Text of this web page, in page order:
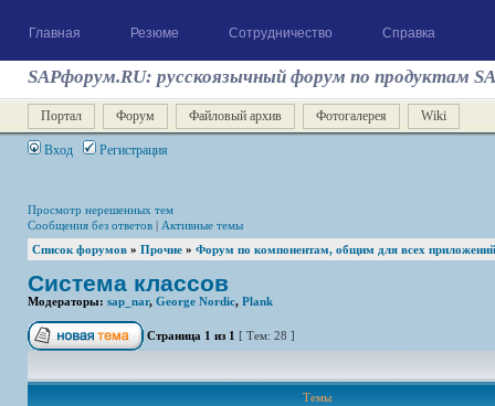
Главная Резюме Сотрудничество Справка
SAPфорум.RU: русскоязычный форум по продуктам
Портал Форум Файловый архив Фотогалерея Wiki
Вход Регистрация
Просмотр нерешенных тем
Сообщения без ответов | Активные темы
Список форумов » Прочие » Форум по компонентам, общим для всех приложений
Система классов
Модераторы: sap_nar, George Nordic, Plank
Страница 1 из 1 [ Тем: 28 ]
Темы